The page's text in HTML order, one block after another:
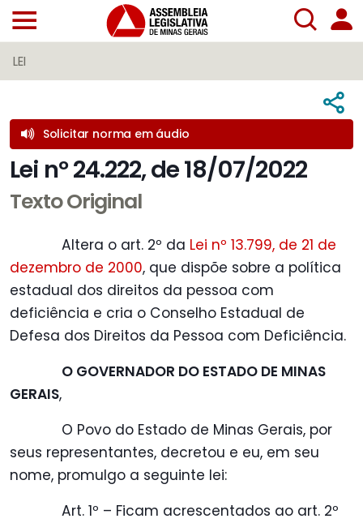
LEI
Lei nº 24.222, de 18/07/2022
Solicitar norma em áudio
Texto Original
Altera o art. 2º da Lei nº 13.799, de 21 de
dezembro de 2000, que dispõe sobre a política
estadual dos direitos da pessoa com
deficiência e cria o Conselho Estadual de
Defesa dos Direitos da Pessoa com Deficiência.
O GOVERNADOR DO ESTADO DE MINAS
GERAIS,
O Povo do Estado de Minas Gerais, por
seus representantes, decretou e eu, em seu
nome, promulgo a seguinte lei:
Art. 1º – Ficam acrescentados ao art. 2º